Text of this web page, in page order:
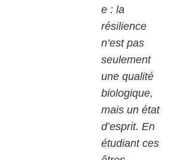
e : la
résilience
n’est pas
seulement
une qualité
biologique,
mais un état
d’esprit. En
étudiant ces